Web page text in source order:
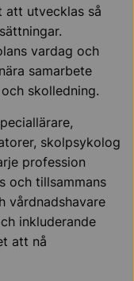
att utvecklas så
vardag och
samarbete
skolledning.
skolpsykolog
profession
och tillsammans
vårdnadshavare
inkluderande
att nå